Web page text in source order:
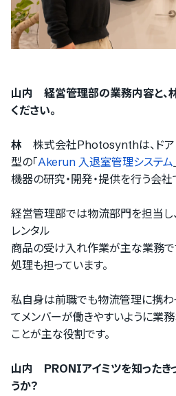
山内 経営管理部の業務内容と、
ください。
林 株式会社Photosynthは、ド
型の「Akerun 入退室管理システム
機器の研究・開発・提供を行う会社
経営管理部では物流部門を担当し
レンタル
商品の受け入れ作業が主な業務で
処理も担っています。
私自身は前職でも物流管理に携わ
てメンバーが働きやすいように業
ことが主な役割です。
山内 PRONIアイミツを知ったき
うか？